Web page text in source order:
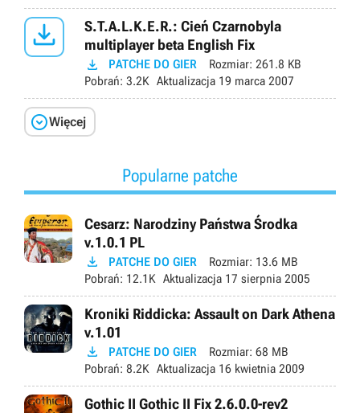

S.T.A.L.K.E.R.: Cień Czarnobyla
multiplayer beta English Fix
 PATCHE DO GIER Rozmiar: 261.8 KB
Pobrań: 3.2K Aktualizacja 19 marca 2007
Więcej
Popularne patche
Cesarz: Narodziny Państwa Środka
v.1.0.1 PL
 PATCHE DO GIER Rozmiar: 13.6 MB
Pobrań: 12.1K Aktualizacja 17 sierpnia 2005
Kroniki Riddicka: Assault on Dark Athena
v.1.01
 PATCHE DO GIER Rozmiar: 68 MB
Pobrań: 8.2K Aktualizacja 16 kwietnia 2009
Gothic II Gothic II Fix 2.6.0.0-rev2